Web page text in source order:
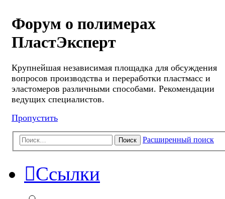
Форум о полимерах
ПластЭксперт
Крупнейшая независимая площадка для обсуждения
вопросов производства и переработки пластмасс и
эластомеров различными способами. Рекомендации
ведущих специалистов.
Пропустить
Поиск Расширенный поиск
Ссылки